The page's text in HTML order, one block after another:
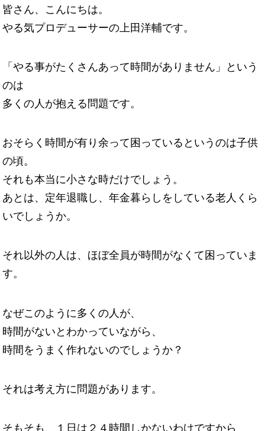
皆さん、こんにちは。
やる気プロデューサーの上田洋輔です。
「やる事がたくさんあって時間がありません」という
のは
多くの人が抱える問題です。
おそらく時間が有り余って困っているというのは子供
の頃。
それも本当に小さな時だけでしょう。
あとは、定年退職し、年金暮らしをしている老人くら
いでしょうか。
それ以外の人は、ほぼ全員が時間がなくて困っていま
す。
なぜこのように多くの人が、
時間がないとわかっていながら、
時間をうまく作れないのでしょうか？
それは考え方に問題があります。
そもそも、１日は２４時間しかないわけですから